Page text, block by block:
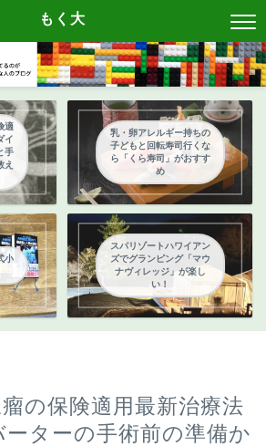
もく大
適
イ
手
え
乳・卵アレルギー持ちの
子どもと回転寿司行くな
ら「くら寿司」がおすす
め
小
スパリゾートハワイアン
ズでグランピング「マウ
ナヴィレッジ」が楽し
い！
の保険適用最新治療法
ターの手術前の準備か